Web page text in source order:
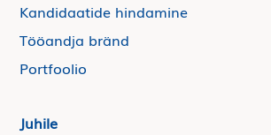
Kandidaatide hindamine
Tööandja bränd
Portfoolio
Juhile